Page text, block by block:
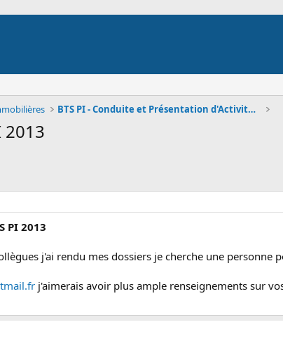
BTS PI - Conduite et Présentation d'Activités Prof
2013
PI 2013
j'ai rendu mes dossiers je cherche une
j'aimerais avoir plus ample renseignements sur